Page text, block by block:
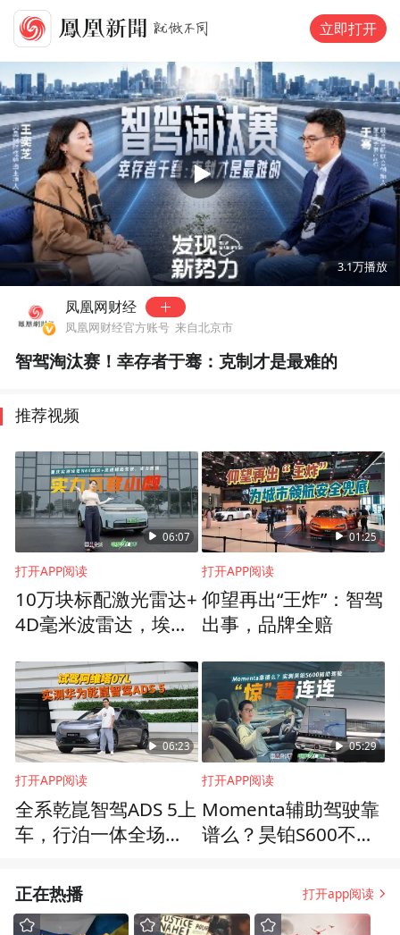
立即打开
00:00 1:31:39
3.1万播放
凤凰网财经
凤凰网财经官方账号 来自北京市
智驾淘汰赛！幸存者于骞：克制才是最难的
推荐视频
06:07
打开APP阅读
10万块标配激光雷达+
4D毫米波雷达，埃安
容小觑
01:25
打开APP阅读
仰望再出“王炸”：智驾
出事，品牌全赔
06:23
打开APP阅读
全系乾崑智驾ADS 5上
车，行泊一体全场景
05:29
打开APP阅读
Momenta辅助驾驶靠
谱么？昊铂S600不到
正在热播 打开app阅读